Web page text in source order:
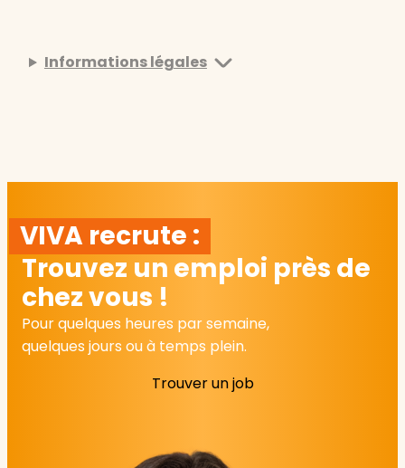
Informations légales
VIVA recrute :
Trouvez un emploi près de
chez vous !
Pour quelques heures par semaine,
quelques jours ou à temps plein.
Trouver un job